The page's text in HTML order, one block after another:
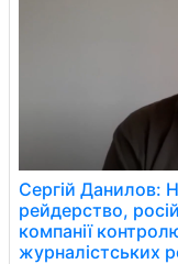
Сергій Данилов:
рейдерство,
компанії
журналістських